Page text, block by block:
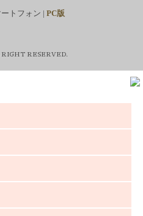
トフォン | PC版
RESERVED.